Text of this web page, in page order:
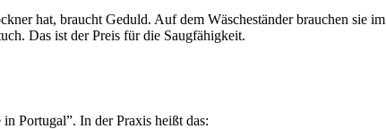
hat, braucht Geduld. Auf dem Wäscheständer brauchen sie
Das ist der Preis für die Saugfähigkeit.
Portugal”. In der Praxis heißt das: